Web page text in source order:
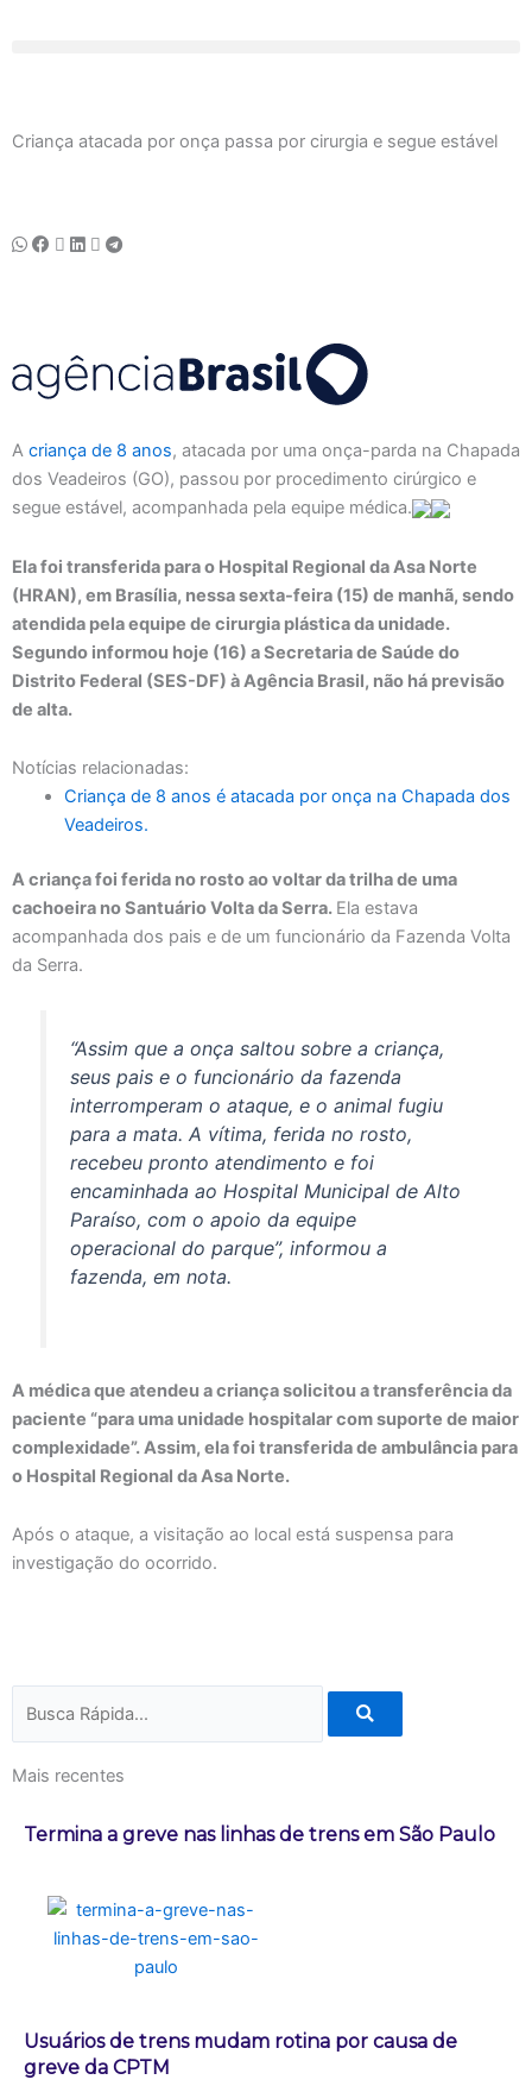
Criança atacada por onça passa por cirurgia e segue estável
A criança de 8 anos, atacada por uma onça-parda na Chapada
dos Veadeiros (GO), passou por procedimento cirúrgico e
segue estável, acompanhada pela equipe médica.
Ela foi transferida para o Hospital Regional da Asa Norte
(HRAN), em Brasília, nessa sexta-feira (15) de manhã, sendo
atendida pela equipe de cirurgia plástica da unidade.
Segundo informou hoje (16) a Secretaria de Saúde do
Distrito Federal (SES-DF) à Agência Brasil, não há previsão
de alta.
Notícias relacionadas:
Criança de 8 anos é atacada por onça na Chapada dos
Veadeiros.
A criança foi ferida no rosto ao voltar da trilha de uma
cachoeira no Santuário Volta da Serra. Ela estava
acompanhada dos pais e de um funcionário da Fazenda Volta
da Serra.
“Assim que a onça saltou sobre a criança,
seus pais e o funcionário da fazenda
interromperam o ataque, e o animal fugiu
para a mata. A vítima, ferida no rosto,
recebeu pronto atendimento e foi
encaminhada ao Hospital Municipal de Alto
Paraíso, com o apoio da equipe
operacional do parque”, informou a
fazenda, em nota.
A médica que atendeu a criança solicitou a transferência da
paciente “para uma unidade hospitalar com suporte de maior
complexidade”. Assim, ela foi transferida de ambulância para
o Hospital Regional da Asa Norte.
Após o ataque, a visitação ao local está suspensa para
investigação do ocorrido.
Mais recentes
Termina a greve nas linhas de trens em São Paulo
Usuários de trens mudam rotina por causa de
greve da CPTM